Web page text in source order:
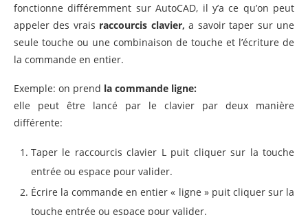
fonctionne différemment sur AutoCAD, il y’a ce qu’on peut
appeler des vrais raccourcis clavier, a savoir taper sur une
seule touche ou une combinaison de touche et l’écriture de
la commande en entier.
Exemple: on prend la commande ligne:
elle peut être lancé par le clavier par deux manière
différente:
Taper le raccourcis clavier L puit cliquer sur la touche
entrée ou espace pour valider.
Écrire la commande en entier « ligne » puit cliquer sur la
touche entrée ou espace pour valider.